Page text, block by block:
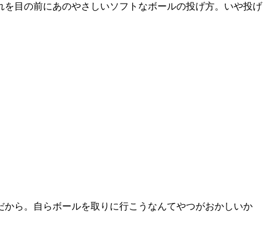
の前にあのやさしいソフトなボールの投げ方。いや投げ
。自らボールを取りに行こうなんてやつがおかしいか